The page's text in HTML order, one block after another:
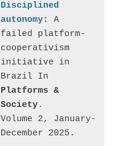
Disciplined
autonomy: A
failed platform-
cooperativism
initiative in
Brazil In
Platforms &
Society.
Volume 2, January-
December 2025.